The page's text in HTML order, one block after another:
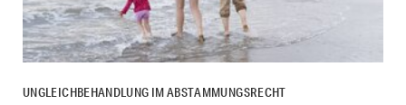
UNGLEICHBEHANDLUNG IM ABSTAMMUNGSRECHT